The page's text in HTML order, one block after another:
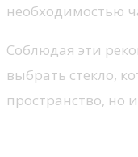
необходимостью
Соблюдая эти
выбрать стекло,
пространство, но